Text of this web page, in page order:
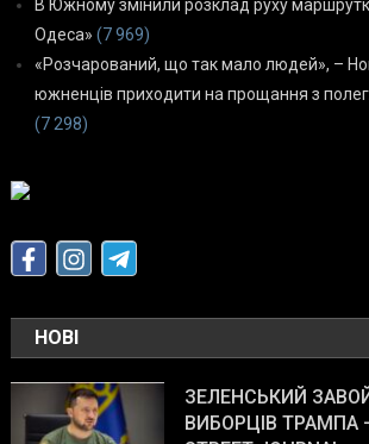
В Южному змінили розклад руху
Одеса» (7 969)
«Розчарований, що так мало людей», –
южненців приходити на прощання з
(7 298)
НОВІ
ЗЕЛЕНСЬКИЙ
ВИБОРЦІВ ТРАМПА